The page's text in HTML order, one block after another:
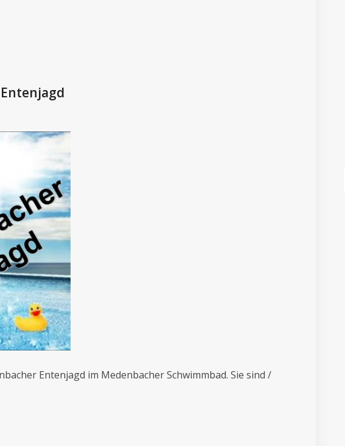
Entenjagd im Medenbacher Schwimmbad. Sie sind /